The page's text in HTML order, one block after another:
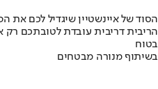
הסוד של איינשטיין שיגדיל לכם את
הריבית דריבית עובדת לטובתכם
בטוח
בשיתוף מנורה מבטחים